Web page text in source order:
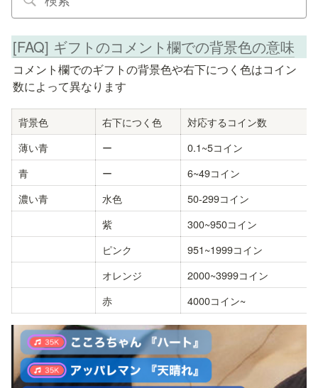
[FAQ] ギフトのコメント欄での背景色の意味
コメント欄でのギフトの背景色や右下につく色はコイン
数によって異なります
背景色 右下につく色
対応するコイン数
薄い青
ー
0.1~5コイン
青
ー
6~49コイン
濃い青
水色
50-299コイン
紫
300~950コイン
ピンク
951~1999コイン
オレンジ
2000~3999コイン
赤
4000コイン~